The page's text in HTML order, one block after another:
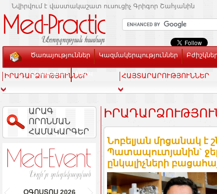
Նվիրվում է վաստակաշատ ուսուցիչ Գրիգոր Շահյանին
Ծառայություններ Կազմակերպություններ
Տեսասրահ Կապ
ԻՐԱԴԱՐՁՈՒԹՅՈՒՆՆԵՐ ՀԱՅՏԱՐԱՐՈՒԹՅՈՒՆՆԵՐ
ԱՐԱԳ
ՈՐՈՆՄԱՆ
ՀԱՄԱԿԱՐԳԵՐ
ՕԳՈՍՏՈՍ 2026
Նոբելյան մրցանակ է
Պատապուտյանին`
ընկալիչների